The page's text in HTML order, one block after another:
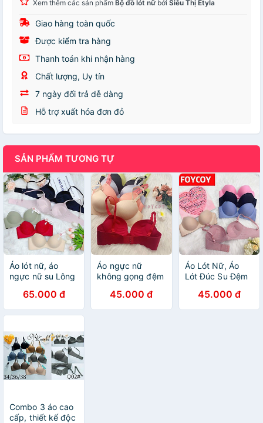
Xem thêm các sản phẩm Bộ đồ lót nữbởi Siêu Thị Etyla
Giao hàng toàn quốc
Được kiểm tra hàng
Thanh toán khi nhận hàng
Chất lượng, Uy tín
7 ngày đổi trả dễ dàng
Hỗ trợ xuất hóa đơn đỏ
SẢN PHẨM TƯƠNG TỰ
Áo lót nữ, áo
ngực nữ su Lông
đệm dày bàn tay
nâng ngực
chống xệ
65.000 đ
Áo ngực nữ
không gọng đệm
đứng dáng nâng
ngực chuẩn đẹp
45.000 đ
Áo Lót Nữ, Áo
Lót Đúc Su Đệm
Ngực Tạo Khe
Quyến Rũ, Áo
45.000 đ
Combo 3 áo cao
cấp, thiết kế độc